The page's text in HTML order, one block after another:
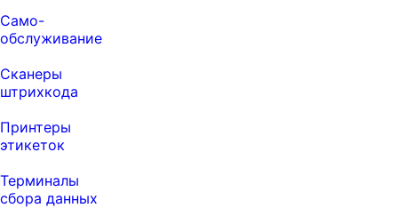
Само-
обслуживание
Сканеры
штрихкода
Принтеры
этикеток
Терминалы
сбора данных